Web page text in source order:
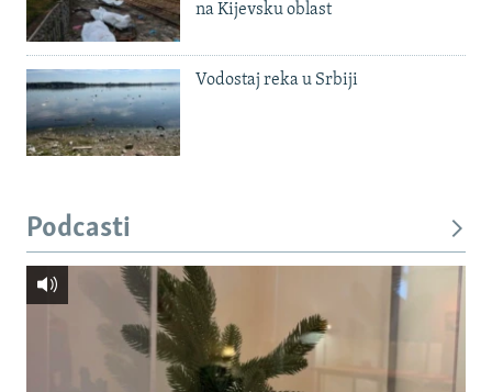
na Kijevsku oblast
Vodostaj reka u Srbiji
Podcasti